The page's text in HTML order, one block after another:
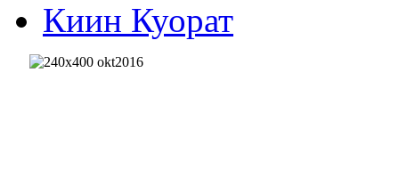
Киин Куорат